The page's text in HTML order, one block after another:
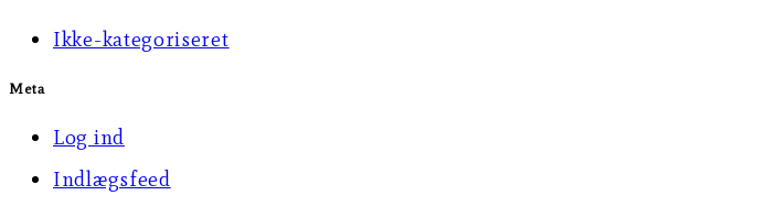
Ikke-kategoriseret
Meta
Log ind
Indlægsfeed